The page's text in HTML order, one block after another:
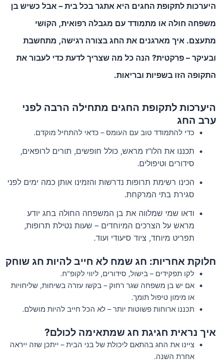
היערכות לתקופת החגים היא אתגר בכל בית – אבל כשיש בן
משפחה חולה או מתמודד עם מגבלה רפואית, הקושי
מתעצם. איך מארגנים את החג בצורה רגישה, מתחשבת
ובעיקר – פרקטית? הנה כל מה שצריך לדעת כדי לעבור את
התקופה הזו בשפיות ובריאות.
היערכות לתקופת החגים מתחילה הרבה לפני
ערב החג
כדי להתמודד טוב עם העומס – כדאי להתחיל מוקדם.
תכננו את הלו"ז מראש, כולל חופשים, תורים לרופאים,
סידורים וטיפולים.
הכינו רשימת תרופות נדרשות והזמינו אותן כמה ימים לפני
סגירת בתי המרקחת.
ודאו שמי שמלווה את בן המשפחה החולה בחג יודע
מראש על הצרכים המיוחדים – שעות נטילת תרופות,
תפריט מיוחד, ציוד סיעודי ועוד.
חלוקת אחריות: חג שמח לא חייב להיות חג שוחק
לקו תפקידים – בישול, סידורים, ליווי לקופ"ח.
אם יש בן משפחה שגר רחוק – בקשו עזרה בשיחות, שליחויות
או מימון טיפול תומך.
תכננו ארוחות פשוטות יותר – לא הכל חייב להיות מושלם.
איך נראית חגיגת חג שמתאימה לכולם?
ציינו את החג בהתאם ליכולת של בני הבית – ייתכן שזה ייראה
אחרת השנה.